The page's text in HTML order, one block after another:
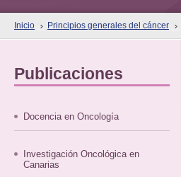
Inicio Principios generales del cáncer
Publicaciones
Docencia en Oncología
Investigación Oncológica en
Canarias